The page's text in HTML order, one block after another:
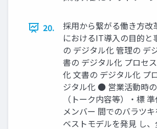
20.
採⽤から繋がる働き⽅改
におけるIT導⼊の⽬的と
の デジタル化 管理の デ
書の デジタル化 プロセ
化 ⽂書の デジタル化 プ
ジタル化 ● 営業活動時
（トーク内容等）‧標
メンバー 間でのバラツ
ベストモデルを発⾒ し